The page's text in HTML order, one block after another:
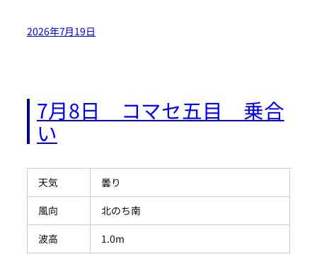
2026年7月19日
7月8日 コマセ五目 乗合
い
天気
曇り
風向
北のち南
波高
1.0m